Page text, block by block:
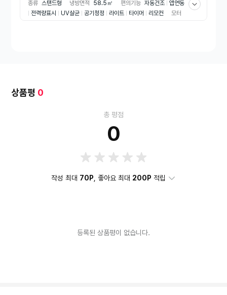
종류 스탠드형 냉방면적 58.5㎡ 편의기능 자동건조
앱연동
전력량표시
UV살균 공기청정 라이트 타이머 리모컨
모터
상품평 0
총 평점
0
작성 최대 70P , 좋아요 최대 200P 적립
등록된 상품평이 없습니다.